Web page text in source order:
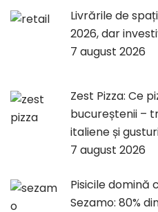
Livrările de
2026, dar
7 august 2026
Zest Pizza: Ce
bucureștenii –
italiene și
7 august 2026
Pisicile domină
Sezamo: 80%